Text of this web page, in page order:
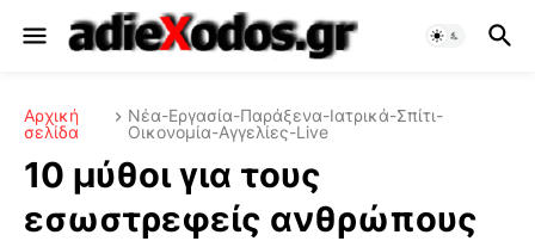
Αρχική
σελίδα
Νέα-Εργασία-Παράξενα-Ιατρικά-Σπίτι-
Οικονομία-Αγγελίες-Live
10 μύθοι για τους
εσωστρεφείς ανθρώπους